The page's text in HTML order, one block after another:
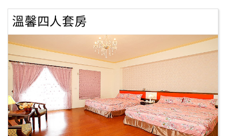
旅
卡
請
款
收
據
溫馨四人套房